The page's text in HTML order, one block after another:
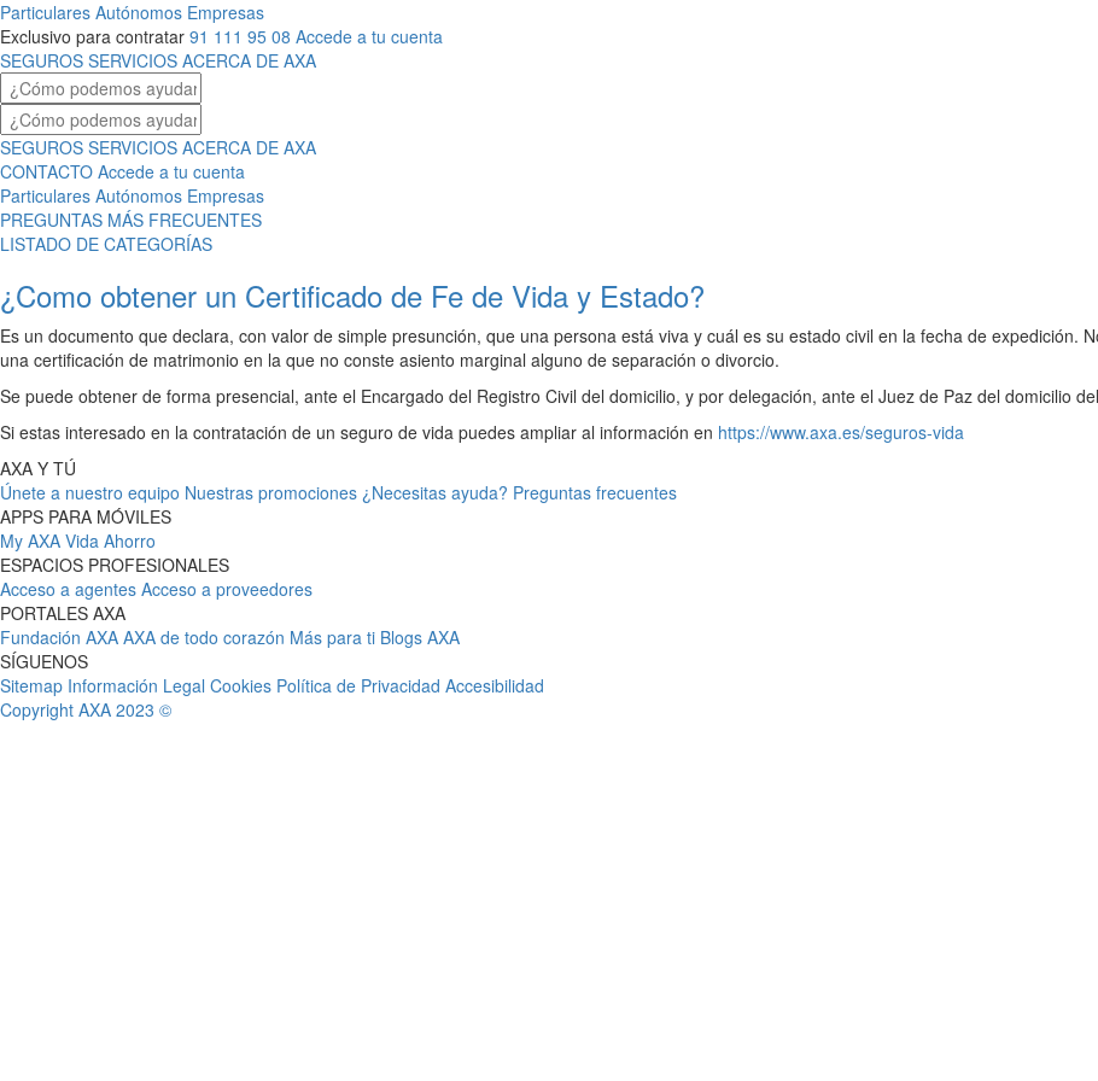
Particulares Autónomos Empresas
Exclusivo para contratar 91 111 95 08 Accede a tu cuenta
SEGUROS SERVICIOS ACERCA DE AXA
SEGUROS SERVICIOS ACERCA DE AXA
CONTACTO Accede a tu cuenta
Particulares Autónomos Empresas
PREGUNTAS MÁS FRECUENTES
LISTADO DE CATEGORÍAS
¿Como obtener un Certificado de Fe de Vida y Estado?
Es un documento que declara, con valor de simple presunción, que una persona está viva y cuál es su estado civil en la fecha de expedición.
una certificación de matrimonio en la que no conste asiento marginal alguno de separación o divorcio.
Se puede obtener de forma presencial, ante el Encargado del Registro Civil del domicilio, y por delegación, ante el Juez de Paz del domicilio
Si estas interesado en la contratación de un seguro de vida puedes ampliar al información en https://www.axa.es/seguros-vida
AXA Y TÚ
Únete a nuestro equipo Nuestras promociones ¿Necesitas ayuda? Preguntas frecuentes
APPS PARA MÓVILES
My AXA Vida Ahorro
ESPACIOS PROFESIONALES
Acceso a agentes Acceso a proveedores
PORTALES AXA
Fundación AXA AXA de todo corazón Más para ti Blogs AXA
SÍGUENOS
Sitemap Información Legal Cookies Política de Privacidad Accesibilidad
Copyright AXA 2023 ©